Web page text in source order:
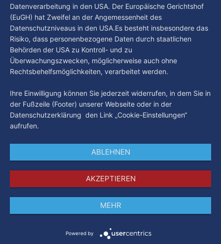
Datenschutz
Datenverarbeitung in den USA. Der Europäische Gerichtshof
(EuGH) hat Zweifel an der Angemessenheit des
Datenschutzniveaus in den USA.Es besteht insbesondere das
Risiko, dass personenbezogene Daten durch staatlichen
Behörden der USA zu Kontroll- und zu
Überwachungszwecken, möglicherweise auch ohne
Rechtsbehelfsmöglichkeiten, verarbeitet werden.
Ihre Einwilligung können Sie jederzeit widerrufen, in dem Sie in
der Fußzeile (Footer) unserer Webseite oder in der
Datenschutzerklärung den Link „Cookie-Einstellungen“
aufrufen.
ABLEHNEN
AKZEPTIEREN
MEHR
Powered by